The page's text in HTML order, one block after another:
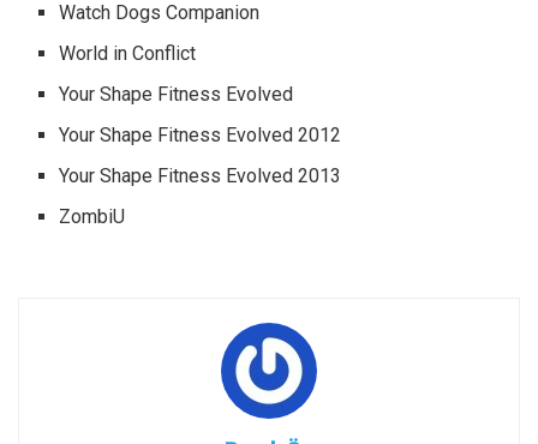
Watch Dogs Companion
World in Conflict
Your Shape Fitness Evolved
Your Shape Fitness Evolved 2012
Your Shape Fitness Evolved 2013
ZombiU